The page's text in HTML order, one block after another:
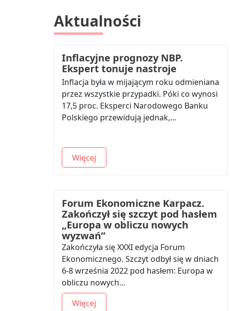
Aktualności
Inflacyjne prognozy NBP.
Ekspert tonuje nastroje
Inflacja była w mijającym roku odmieniana
przez wszystkie przypadki. Póki co wynosi
17,5 proc. Eksperci Narodowego Banku
Polskiego przewidują jednak,…
Więcej
Forum Ekonomiczne Karpacz.
Zakończył się szczyt pod hasłem
„Europa w obliczu nowych
wyzwań”
Zakończyła się XXXI edycja Forum
Ekonomicznego. Szczyt odbył się w dniach
6-8 września 2022 pod hasłem: Europa w
obliczu nowych…
Więcej